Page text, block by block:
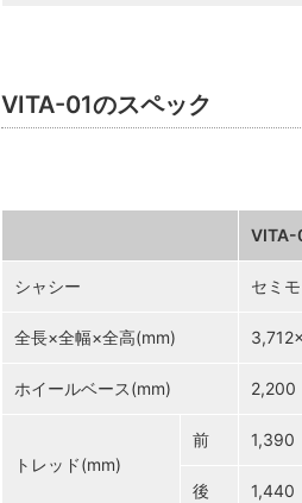
VITA-01のスペック
VITA-
シャシー セミ
全長×全幅×全高(mm)
ホイールベース(mm) 2,200
トレッド(mm)
前 1,390
後 1,440